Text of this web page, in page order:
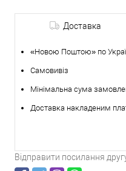
Доставка
«Новою Поштою» по
Самовивіз
Мінімальна сума
Доставка накладеним
Відправити посилання